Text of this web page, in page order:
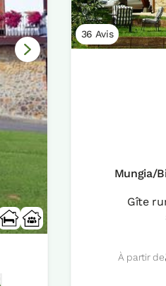
36 Avis
Mungia/
Gîte
À partir de